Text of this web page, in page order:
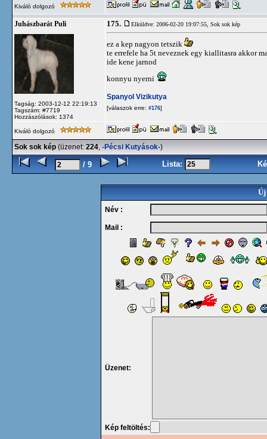
Kiváló dolgozó
Juhászbarát Puli
Tagság: 2003-12-12 22:19:13
Tagszám: #7719
Hozzászólások: 1374
175. Elküldve: 2006-02-20 19:07:55, Sok sok kép
ez a kep nagyon tetszik
te errefele ha 5t neveznek egy kiallitasra akkor
ide kene jarnod
konnyu nyerni
Spanyol Vizikutya
[válaszok erre: #176]
Kiváló dolgozó
Sok sok kép (üzenet: 224, -Pécsi Kutyások-)
/ 9 Lista:
Új
Név :
Mail :
Üzenet:
Kép feltöltés: